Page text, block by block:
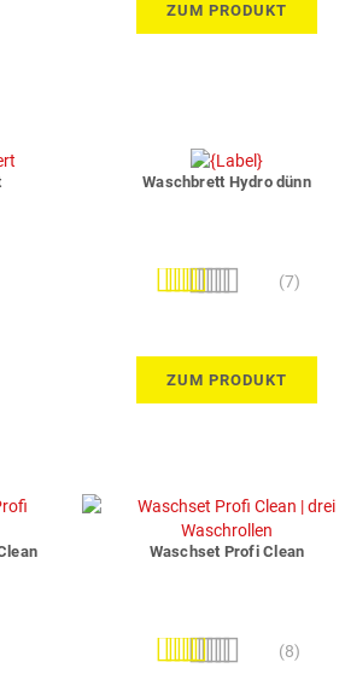
ZUM PRODUKT
Waschbrett Hydro dünn
Bewertung: (7)
ZUM PRODUKT
Waschset Profi Clean
Bewertung: (8)